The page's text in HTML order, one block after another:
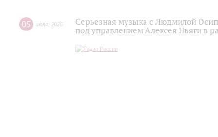
05 июля 2026
Серьезная музыка с Людмилой
под управлением Алексея Ньяги в